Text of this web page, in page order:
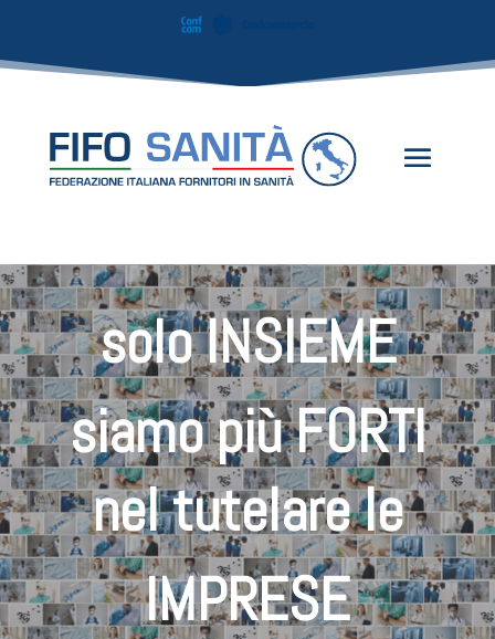
solo INSIEME
siamo più FORTI
nel tutelare le
IMPRESE